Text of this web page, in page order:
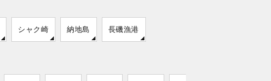
シャク崎 納地島 長磯漁港